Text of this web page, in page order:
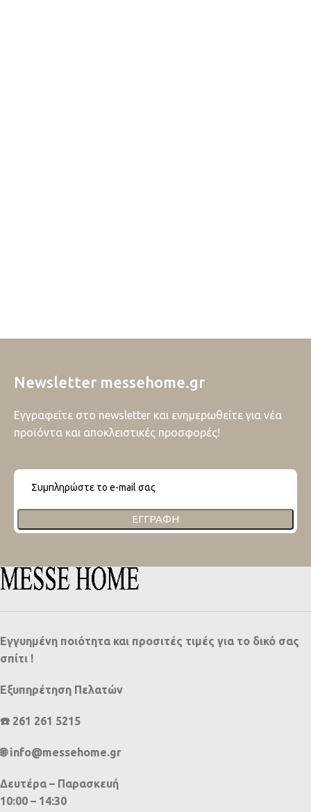
Newsletter messehome.gr
Εγγραφείτε στο newsletter και ενημερωθείτε για νέα
προϊόντα και αποκλειστικές προσφορές!
ΕΓΓΡΑΦΉ
Εγγυημένη ποιότητα και προσιτές τιμές για το δικό σας
σπίτι !
Εξυπηρέτηση Πελατών
☎️ 261 261 5215
🌐 info@messehome.gr
Δευτέρα – Παρασκευή
10:00 – 14:30